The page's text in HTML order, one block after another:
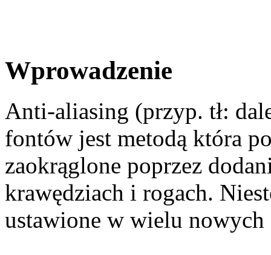
Wprowadzenie
Anti-aliasing (przyp. tł:
fontów jest metodą która
zaokrąglone poprzez
krawędziach i rogach.
ustawione w wielu